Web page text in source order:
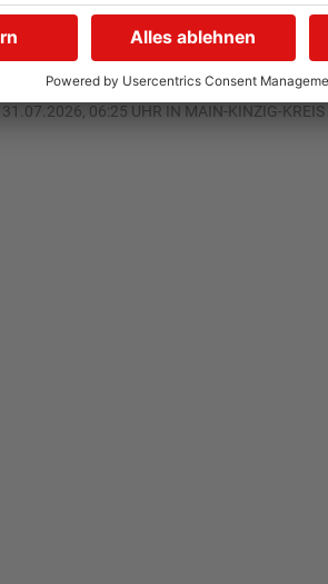
Feldbrand in Nidderau
ausgelöst haben
31.07.2026, 06:25 UHR IN MAIN-KINZIG-KREIS